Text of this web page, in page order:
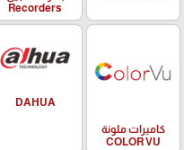
Recorders
كاميرات ملونة
COLOR VU
DAHUA